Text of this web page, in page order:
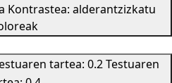
Kontrastea: alderantzizkatu
tartea: 0.2 Testuaren